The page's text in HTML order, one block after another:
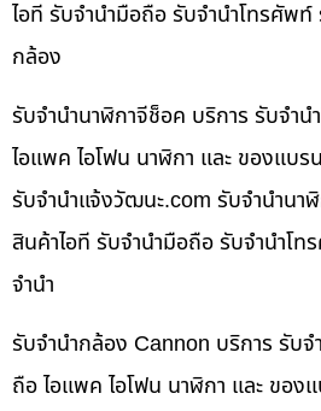
ไอที รับจำนำมือถือ รับจำนำโทรศัพท์
กล้อง
รับจำนำนาฬิกาจีช็อค บริการ รับจำน
ไอแพค ไอโฟน นาฬิกา และ ของแบร
รับจํานําแจ้งวัฒนะ.com รับจำนำนา
สินค้าไอที รับจำนำมือถือ รับจำนำโ
จำนำ
รับจำนำกล้อง Cannon บริการ รับจ
ถือ ไอแพค ไอโฟน นาฬิกา และ ของ